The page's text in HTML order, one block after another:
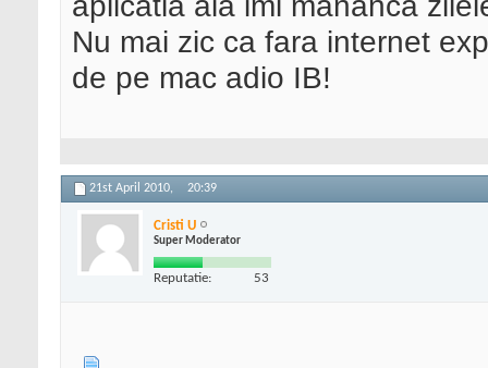
Nu mai zic ca fara internet
de pe mac adio IB!
21st April 2010, 20:39
Cristi U
Super Moderator
Reputatie: 53